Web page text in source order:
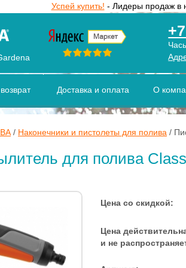
Успей купить! - Лидеры продаж в
Доставка и оплата О
/ Наконечники и пистолеты для полива /
для полива
Цена со скидкой:
Цена
и не